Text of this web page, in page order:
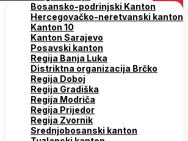
Bosansko-podrinjski Kanton
Hercegovačko-neretvanski kanton
Kanton 10
Kanton Sarajevo
Posavski kanton
Regija Banja Luka
Distriktna organizacija Brčko
Regija Doboj
Regija Gradiška
Regija Modriča
Regija Prijedor
Regija Zvornik
Srednjobosanski kanton